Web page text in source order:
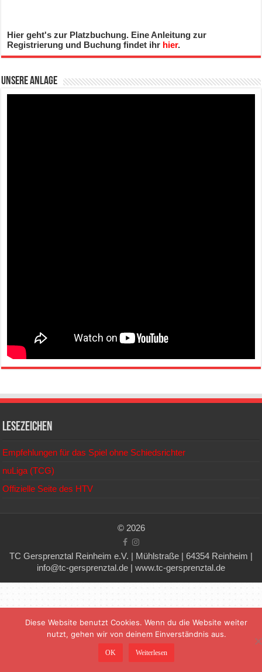
Hier geht's zur Platzbuchung. Eine Anleitung zur
Registrierung und Buchung findet ihr hier.
Unsere Anlage
Lesezeichen
Empfehlungen für das Spiel ohne Schiedsrichter
nuLiga (TCG)
Offizielle Seite des HTV
© 2026
TC Gersprenztal Reinheim e.V. | Mühlstraße | 64354 Reinheim |
info@tc-gersprenztal.de | www.tc-gersprenztal.de
Diese Website benutzt Cookies. Wenn du die Website weiter
nutzt, gehen wir von deinem Einverständnis aus.
OK Weiterlesen